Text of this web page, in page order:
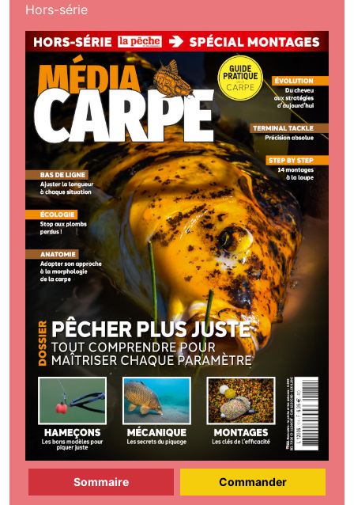
Hors-série
Sommaire Commander